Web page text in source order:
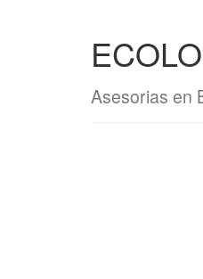
Asesorias en